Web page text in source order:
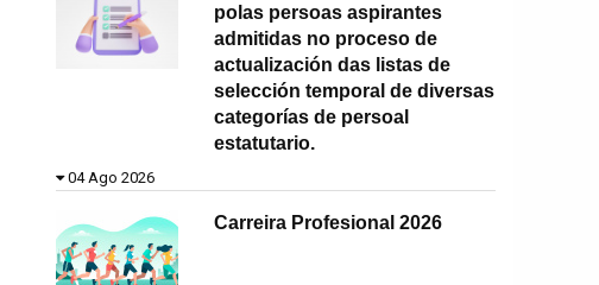
polas persoas aspirantes
admitidas no proceso de
actualización das listas de
selección temporal de diversas
categorías de persoal
estatutario.
04 Ago 2026
Carreira Profesional 2026